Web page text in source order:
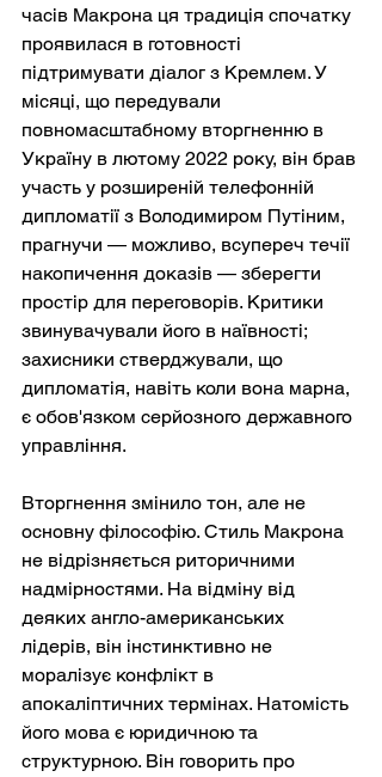
часів Макрона ця традиція спочатку
проявилася в готовності
підтримувати діалог з Кремлем. У
місяці, що передували
повномасштабному вторгненню в
Україну в лютому 2022 року, він брав
участь у розширеній телефонній
дипломатії з Володимиром Путіним,
прагнучи — можливо, всупереч течії
накопичення доказів — зберегти
простір для переговорів. Критики
звинувачували його в наївності;
захисники стверджували, що
дипломатія, навіть коли вона марна,
є обов'язком серйозного державного
управління.
Вторгнення змінило тон, але не
основну філософію. Стиль Макрона
не відрізняється риторичними
надмірностями. На відміну від
деяких англо-американських
лідерів, він інстинктивно не
моралізує конфлікт в
апокаліптичних термінах. Натомість
його мова є юридичною та
структурною. Він говорить про